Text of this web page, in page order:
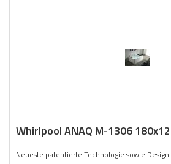
Whirlpool ANAQ M-1306
Neueste patentierte Technologie sowie